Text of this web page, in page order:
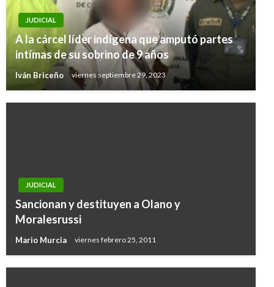
JUDICIAL
A la cárcel líder indígena que amputó partes
intímas de su sobrino de 9 años
Iván Briceño viernes septiembre 29, 2023
JUDICIAL
Sancionan y destituyen a Olano y
Moralesrussi
Mario Murcia viernes febrero 25, 2011